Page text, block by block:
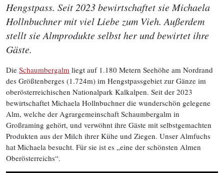
Hengstpass. Seit 2023 bewirtschaftet sie Michaela
Hollnbuchner mit viel Liebe zum Vieh. Außerdem
stellt sie Almprodukte selbst her und bewirtet ihre
Gäste.
Die Schaumbergalm liegt auf 1.180 Metern Seehöhe am Nordrand
des Größtenberges (1.724m) im Hengstpassgebiet zur Gänze im
oberösterreichischen Nationalpark Kalkalpen. Seit der 2023
bewirtschaftet Michaela Hollnbuchner die wunderschön gelegene
Alm, welche der Agrargemeinschaft Schaumbergalm in
Großraming gehört, und verwöhnt ihre Gäste mit selbstgemachten
Produkten aus der Milch ihrer Kühe und Ziegen. Unser Almfuchs
hat Michaela besucht. Für sie ist es „eine der schönsten Almen
Oberösterreichs“.